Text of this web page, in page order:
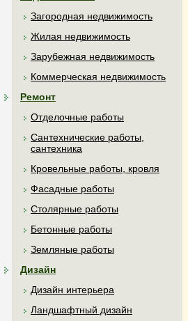
Загородная недвижимость
Жилая недвижимость
Зарубежная недвижимость
Коммерческая недвижимость
Ремонт
Отделочные работы
Сантехнические работы,
сантехника
Кровельные работы, кровля
Фасадные работы
Столярные работы
Бетонные работы
Земляные работы
Дизайн
Дизайн интерьера
Ландшафтный дизайн